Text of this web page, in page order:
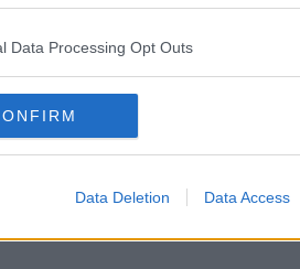
Data Processing Opt Outs
Data Deletion Data Access